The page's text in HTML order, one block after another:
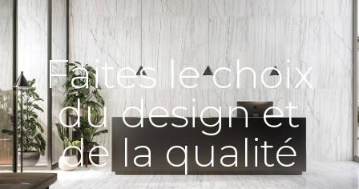
Faites le choix
du design et
de la qualité